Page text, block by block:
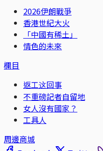
2026伊朗戰爭
香港世紀大火
「中國有稀土」
情色的未來
欄目
返工这回事
不重磅記者自留地
女人沒有國家？
工具人
周邊商城